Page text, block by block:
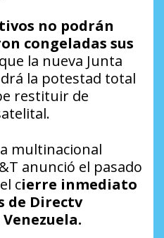
no podrán
congeladas sus
la nueva Junta
la potestad total
restituir de
multinacional
anunció el pasado
cierre inmediato
de Directv